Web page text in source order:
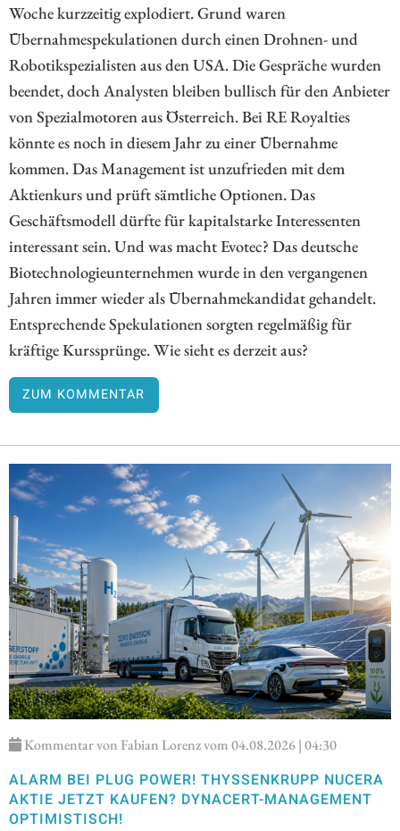
Woche kurzzeitig explodiert. Grund waren
Übernahmespekulationen durch einen Drohnen- und
Robotikspezialisten aus den USA. Die Gespräche wurden
beendet, doch Analysten bleiben bullisch für den Anbieter
von Spezialmotoren aus Österreich. Bei RE Royalties
könnte es noch in diesem Jahr zu einer Übernahme
kommen. Das Management ist unzufrieden mit dem
Aktienkurs und prüft sämtliche Optionen. Das
Geschäftsmodell dürfte für kapitalstarke Interessenten
interessant sein. Und was macht Evotec? Das deutsche
Biotechnologieunternehmen wurde in den vergangenen
Jahren immer wieder als Übernahmekandidat gehandelt.
Entsprechende Spekulationen sorgten regelmäßig für
kräftige Kurssprünge. Wie sieht es derzeit aus?
ZUM KOMMENTAR
Kommentar von Fabian Lorenz vom 04.08.2026 | 04:30
ALARM BEI PLUG POWER! THYSSENKRUPP NUCERA
AKTIE JETZT KAUFEN? DYNACERT-MANAGEMENT
OPTIMISTISCH!